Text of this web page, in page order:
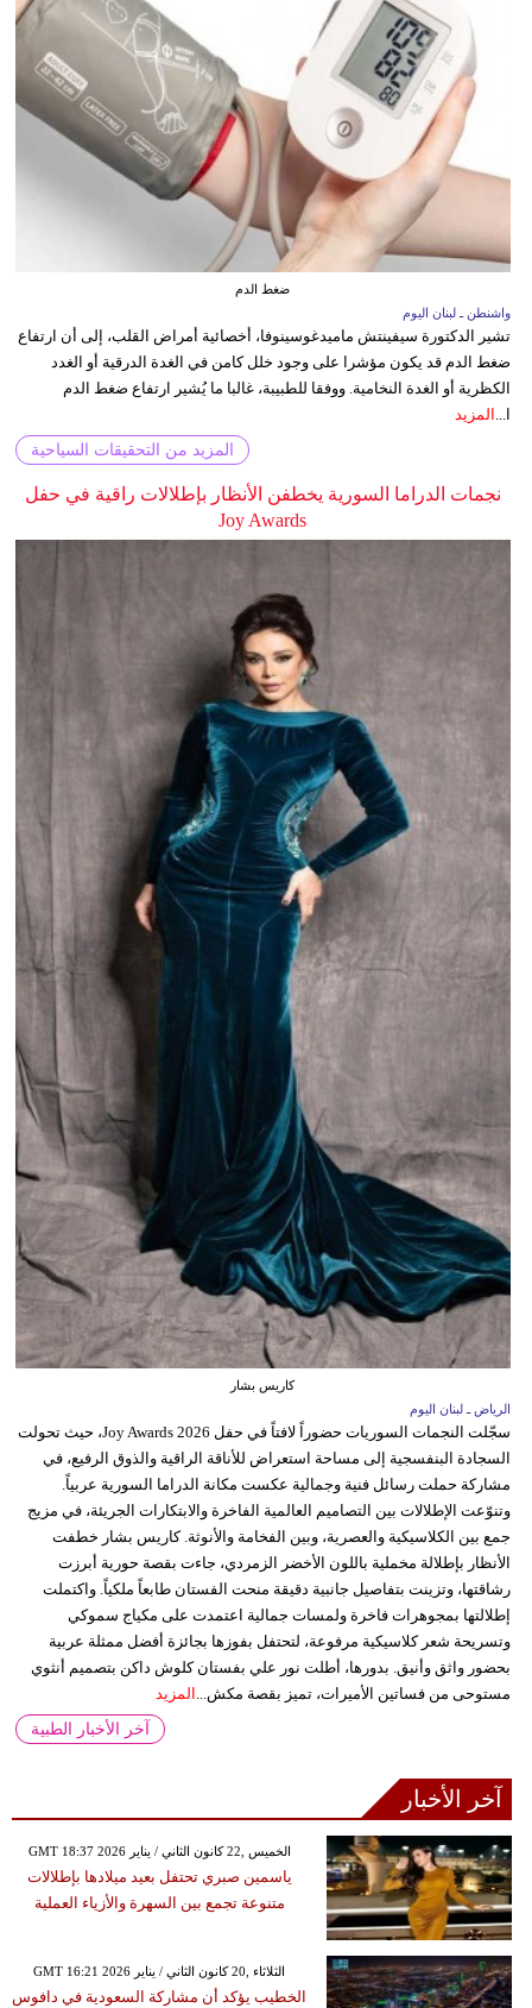
ضغط الدم
واشنطن ـ لبنان اليوم
تشير الدكتورة سيفينتش ماميدغوسينوفا، أخصائية أمراض القلب، إلى أن ارتفاع
ضغط الدم قد يكون مؤشرا على وجود خلل كامن في الغدة الدرقية أو الغدد
الكظرية أو الغدة النخامية. ووفقا للطبيبة، غالبا ما يُشير ارتفاع ضغط الدم
ا... المزيد
المزيد من التحقيقات السياحية
نجمات الدراما السورية يخطفن الأنظار بإطلالات راقية في حفل
Joy Awards
كاريس بشار
الرياض ـ لبنان اليوم
سجّلت النجمات السوريات حضوراً لافتاً في حفل Joy Awards 2026، حيث تحولت
السجادة البنفسجية إلى مساحة استعراض للأناقة الراقية والذوق الرفيع، في
مشاركة حملت رسائل فنية وجمالية عكست مكانة الدراما السورية عربياً.
وتنوّعت الإطلالات بين التصاميم العالمية الفاخرة والابتكارات الجريئة، في مزيج
جمع بين الكلاسيكية والعصرية، وبين الفخامة والأنوثة. كاريس بشار خطفت
الأنظار بإطلالة مخملية باللون الأخضر الزمردي، جاءت بقصة حورية أبرزت
رشاقتها، وتزينت بتفاصيل جانبية دقيقة منحت الفستان طابعاً ملكياً. واكتملت
إطلالتها بمجوهرات فاخرة ولمسات جمالية اعتمدت على مكياج سموكي
وتسريحة شعر كلاسيكية مرفوعة، لتحتفل بفوزها بجائزة أفضل ممثلة عربية
بحضور واثق وأنيق. بدورها، أطلت نور علي بفستان كلوش داكن بتصميم أنثوي
مستوحى من فساتين الأميرات، تميز بقصة مكش... المزيد
آخر الأخبار الطبية
آخر الأخبار
GMT 18:37 2026 الخميس ,22 كانون الثاني / يناير
ياسمين صبري تحتفل بعيد ميلادها بإطلالات
متنوعة تجمع بين السهرة والأزياء العملية
GMT 16:21 2026 الثلاثاء ,20 كانون الثاني / يناير
الخطيب يؤكد أن مشاركة السعودية في دافوس